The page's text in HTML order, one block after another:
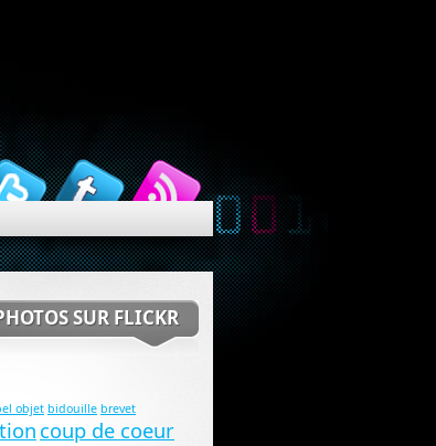
SUR FLICKR
objet bidouille brevet
coup de coeur